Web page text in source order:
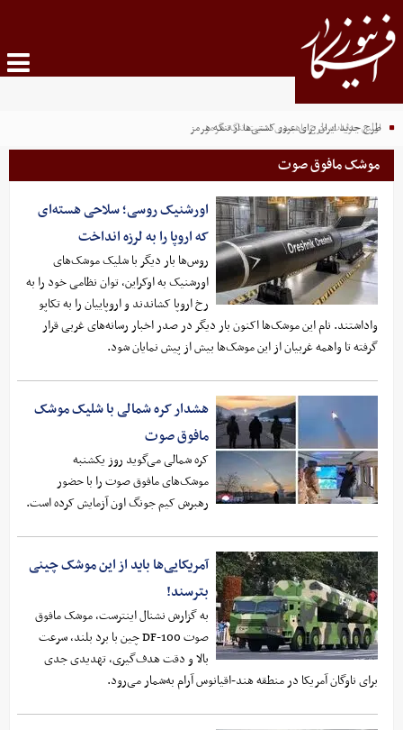
اولین جزئیات طرح راهبردی امنیت تنگه هرمز
طرح جدید ایران برای عبور کشتی‌ها از تنگه هرمز
موشک مافوق صوت
اورشنیک روسی؛ سلاحی هسته‌ای
که اروپا را به لرزه انداخت
روس‌ها بار دیگر با شلیک موشک‌های
اورشنیک به اوکراین، توان نظامی خود را به
رخ اروپا کشاندند و اروپاییان را به تکاپو
واداشتند. نام این موشک‌ها اکنون بار دیگر در صدر اخبار رسانه‌های غربی قرار
گرفته تا واهمه غربیان از این موشک‌ها بیش از پیش نمایان شود.
هشدار کره شمالی با شلیک موشک
مافوق صوت
کره شمالی می‌گوید روز یکشنبه
موشک‌های مافوق صوت را با حضور
رهبرش کیم جونگ اون آزمایش کرده است.
آمریکایی‌ها باید از این موشک چینی
بترسند!
به گزارش نشنال اینترست، موشک مافوق
صوت DF-100 چین با برد بلند، سرعت
بالا و دقت هدف‌گیری، تهدیدی جدی
برای ناوگان آمریکا در منطقه هند-اقیانوس آرام به‌شمار می‌رود.